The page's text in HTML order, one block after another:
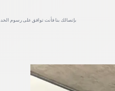
بإتصالك بنا فأنت توافق على رسوم